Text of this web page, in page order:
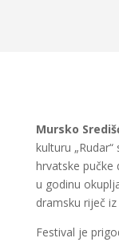
Mursko
kulturu
hrvatske pučke
u godinu
dramsku riječ
Festival je